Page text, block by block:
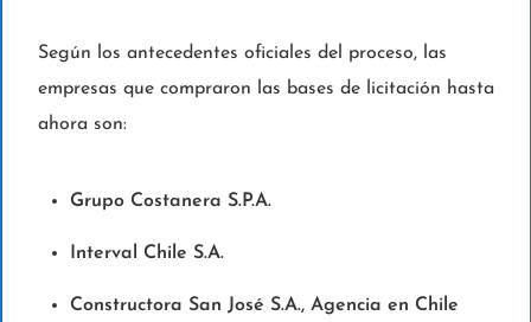
Según los antecedentes oficiales del proceso, las
empresas que compraron las bases de licitación hasta
ahora son:
Grupo Costanera S.P.A.
Interval Chile S.A.
Constructora San José S.A., Agencia en Chile